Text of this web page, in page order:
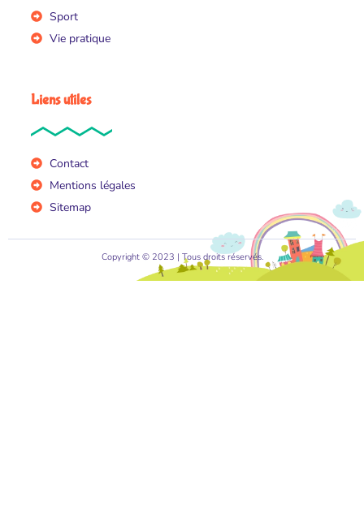
Sport
Vie pratique
Liens utiles
Contact
Mentions légales
Sitemap
Copyright © 2023 | Tous droits réservés.